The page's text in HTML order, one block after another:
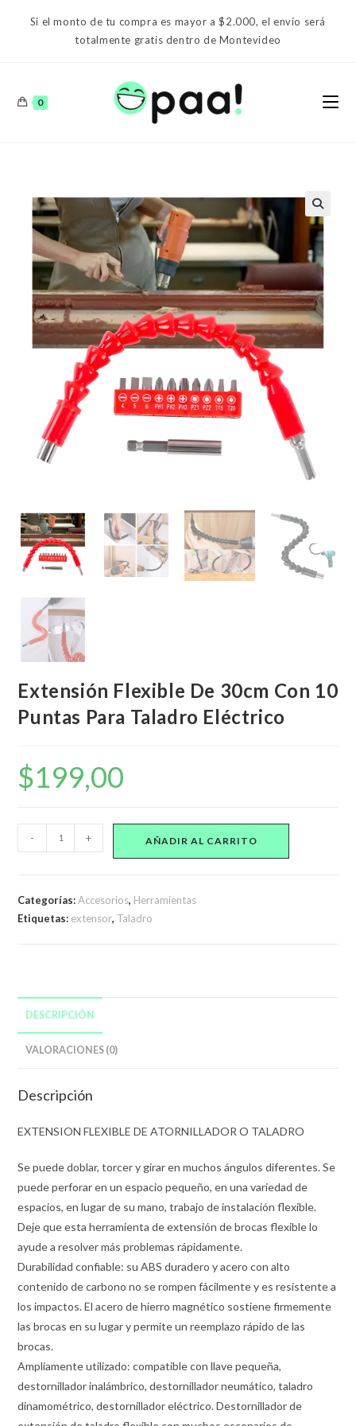
Si el monto de tu compra es mayor a $2.000, el envío será
totalmente gratis dentro de Montevideo
0
Extensión Flexible De 30cm Con 10
Puntas Para Taladro Eléctrico
$199,00
Extensión
Flexible
Con
Eléctrico
cantidad
- + AÑADIR AL CARRITO
Categorías:Accesorios, Herramientas
Etiquetas: extensor, Taladro
DESCRIPCIÓN
VALORACIONES (0)
Descripción
EXTENSION FLEXIBLE DE ATORNILLADOR O TALADRO
Se puede doblar, torcer y girar en muchos ángulos diferentes. Se
puede perforar en un espacio pequeño, en una variedad de
espacios, en lugar de su mano, trabajo de instalación flexible.
Deje que esta herramienta de extensión de brocas flexible lo
ayude a resolver más problemas rápidamente.
Durabilidad confiable: su ABS duradero y acero con alto
contenido de carbono no se rompen fácilmente y es resistente a
los impactos. El acero de hierro magnético sostiene firmemente
las brocas en su lugar y permite un reemplazo rápido de las
brocas.
Ampliamente utilizado: compatible con llave pequeña,
destornillador inalámbrico, destornillador neumático, taladro
dinamométrico, destornillador eléctrico. Destornillador de